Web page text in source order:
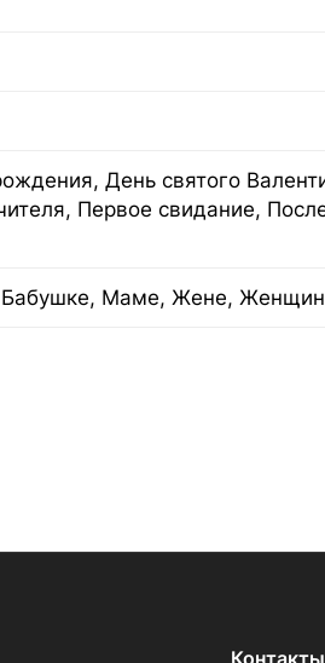
День святого
Первое свидание,
Маме, Жене,
Контакты